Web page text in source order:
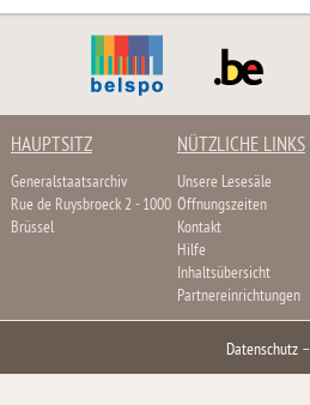
HAUPTSITZ
Generalstaatsarchiv
Rue de Ruysbroeck 2 - 1000
Brüssel
NÜTZLICHE LINKS
Unsere Lesesäle
Öffnungszeiten
Kontakt
Hilfe
Inhaltsübersicht
Partnereinrichtungen
Datenschutz –